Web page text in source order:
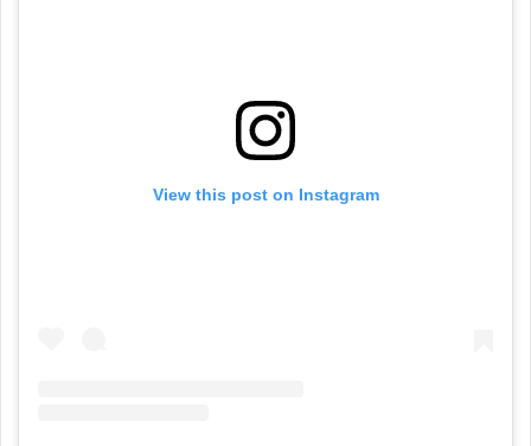
View this post on Instagram